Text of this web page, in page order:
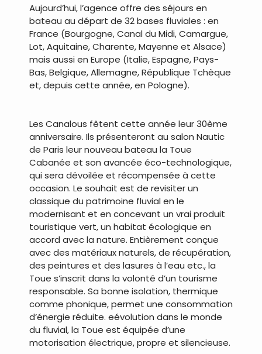
Aujourd’hui, l’agence offre des séjours en
bateau au départ de 32 bases fluviales : en
France (Bourgogne, Canal du Midi, Camargue,
Lot, Aquitaine, Charente, Mayenne et Alsace)
mais aussi en Europe (Italie, Espagne, Pays-
Bas, Belgique, Allemagne, République Tchèque
et, depuis cette année, en Pologne).
Les Canalous fêtent cette année leur 30ème
anniversaire. Ils présenteront au salon Nautic
de Paris leur nouveau bateau la Toue
Cabanée et son avancée éco-technologique,
qui sera dévoilée et récompensée à cette
occasion. Le souhait est de revisiter un
classique du patrimoine fluvial en le
modernisant et en concevant un vrai produit
touristique vert, un habitat écologique en
accord avec la nature. Entièrement conçue
avec des matériaux naturels, de récupération,
des peintures et des lasures à l’eau etc., la
Toue s’inscrit dans la volonté d’un tourisme
responsable. Sa bonne isolation, thermique
comme phonique, permet une consommation
d’énergie réduite. eévolution dans le monde
du fluvial, la Toue est équipée d’une
motorisation électrique, propre et silencieuse.